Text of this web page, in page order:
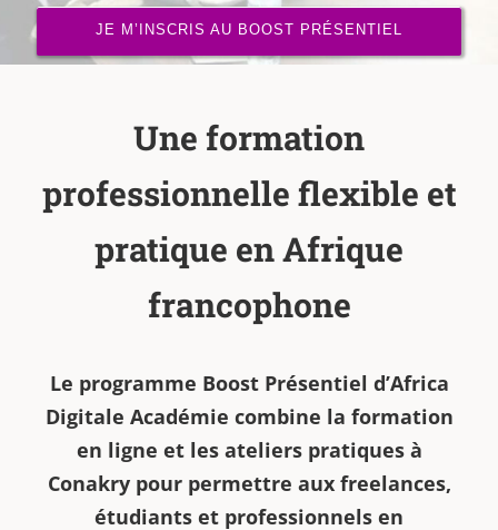
JE M’INSCRIS AU BOOST PRÉSENTIEL
Une formation
professionnelle flexible et
pratique en Afrique
francophone
Le programme Boost Présentiel d’Africa
Digitale Académie combine la formation
en ligne et les ateliers pratiques à
Conakry pour permettre aux freelances,
étudiants et professionnels en